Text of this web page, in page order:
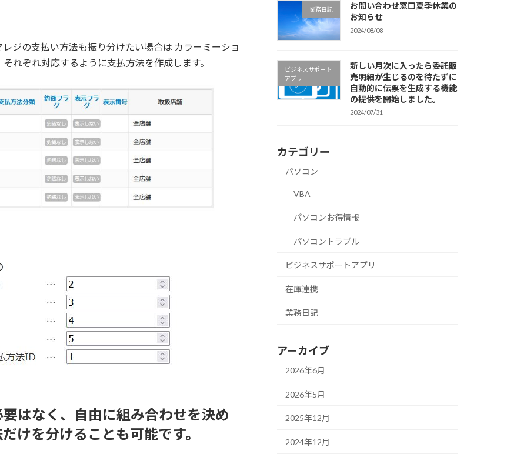
ジの支払い方法も振り分けたい場合は カラーミーショ
れぞれ対応するように支払方法を作成します。
はなく、自由に組み合わせを決め
けを分けることも可能です。
業務日記
お問い合わせ窓口夏季休業の
お知らせ
2024/08/08
ビジネスサポート
アプリ
新しい月次に入ったら委託販
売明細が生じるのを待たずに
自動的に伝票を生成する機能
の提供を開始しました。
2024/07/31
カテゴリー
パソコン
VBA
パソコンお得情報
パソコントラブル
ビジネスサポートアプリ
在庫連携
業務日記
アーカイブ
2026年6月
2026年5月
2025年12月
2024年12月